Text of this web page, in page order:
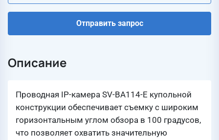
Отправить запрос
Описание
Проводная IP-камера SV-BA114-E купольной
конструкции обеспечивает съемку с широким
горизонтальным углом обзора в 100 градусов,
что позволяет охватить значительную